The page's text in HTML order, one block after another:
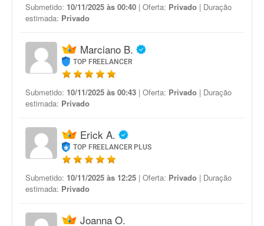
Submetido: 10/11/2025 às 00:40 | Oferta: Privado | Duração
estimada: Privado
Marciano B.
TOP FREELANCER
Submetido: 10/11/2025 às 00:43 | Oferta: Privado | Duração
estimada: Privado
Erick A.
TOP FREELANCER PLUS
Submetido: 10/11/2025 às 12:25 | Oferta: Privado | Duração
estimada: Privado
Joanna O.